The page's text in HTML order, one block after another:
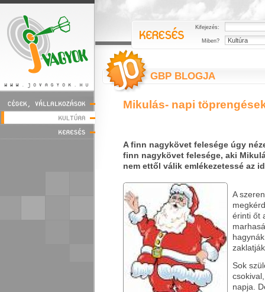
Kifejezés:
Miben?
GBP BLOGJA
Mikulás- napi
A finn nagykövet felesége úgy
finn nagykövet felesége, aki
nem ettől válik emlékezetessé az
A
érinti őt
Sok
napja.